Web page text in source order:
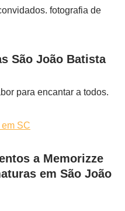
fotografia de
São João Batista
para encantar a todos.
SC
a Memorizze
em São João